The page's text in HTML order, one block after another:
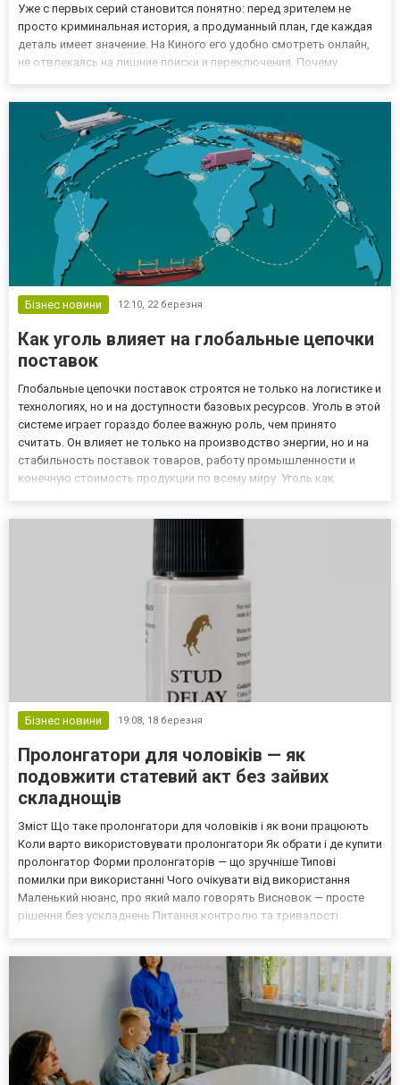
Уже с первых серий становится понятно: перед зрителем не
просто криминальная история, а продуманный план, где каждая
деталь имеет значение. На Киного его удобно смотреть онлайн,
не отвлекаясь на лишние поиски и переключения. Почему
Бізнес новини 12:10, 22 березня
Как уголь влияет на глобальные цепочки
поставок
Глобальные цепочки поставок строятся не только на логистике и
технологиях, но и на доступности базовых ресурсов. Уголь в этой
системе играет гораздо более важную роль, чем принято
считать. Он влияет не только на производство энергии, но и на
стабильность поставок товаров, работу промышленности и
конечную стоимость продукции по всему миру. Уголь как
Бізнес новини 19:08, 18 березня
Пролонгатори для чоловіків — як
подовжити статевий акт без зайвих
складнощів
Зміст Що таке пролонгатори для чоловіків і як вони працюють
Коли варто використовувати пролонгатори Як обрати і де купити
пролонгатор Форми пролонгаторів — що зручніше Типові
помилки при використанні Чого очікувати від використання
Маленький нюанс, про який мало говорять Висновок — просте
рішення без ускладнень Питання контролю та тривалості